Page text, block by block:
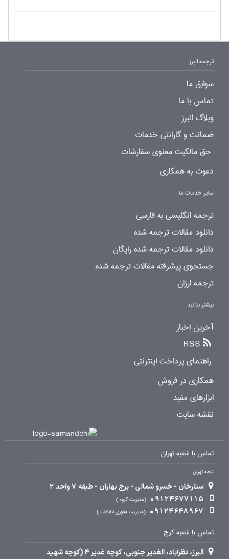
ترجمه البرز
سوابق ما
تماس با ما
وبلاگ البرز
ضمانت و گارانتی خدمات
حق مالکیت معنوی سفارشات
دعوت به همکاری
سایر خدمات ما
ترجمه انگلیسی به فارسی
دانلود مقالات ترجمه شده
دانلود مقالات ترجمه شده رایگان
جستجوی پیشرفته مقالات ترجمه شده
ترجمه ارزان
بیشتر بدانید
آخرین اخبار
RSS
راهنمای پرداخت اینترنتی
همکاری در فروش
ابزارهای مفید
نقشه سایت
تماس با شعبه تهران
شعبه تهران
ستارخان - خسرو شمالی - برج بهاران - طبقه 7 واحد 2
09124677115
مدیریت گروه
09124648967 مدیریت فناوری اطلاعات
تماس با شعبه کرج
البرز، نظرآباد، الغدیر جنوبی، کوچه غدیر 4 (کوچه شهید